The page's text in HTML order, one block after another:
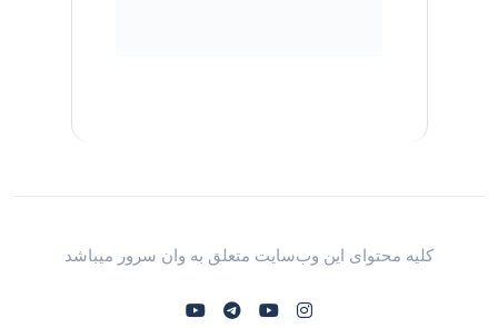
کلیه محتوای این وب‌سایت متعلق به وان سرور میباشد